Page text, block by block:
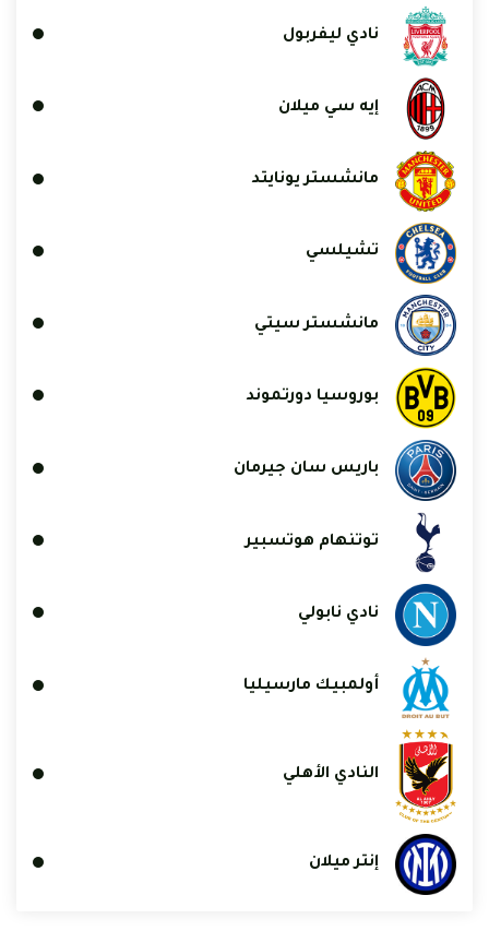
نادي ليفربول
إيه سي ميلان
مانشستر يونايتد
تشيلسي
مانشستر سيتي
بوروسيا دورتموند
باريس سان جيرمان
توتنهام هوتسبير
نادي نابولي
أولمبيك مارسيليا
النادي الأهلي
إنتر ميلان